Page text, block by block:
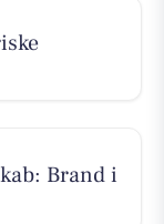
Brand i